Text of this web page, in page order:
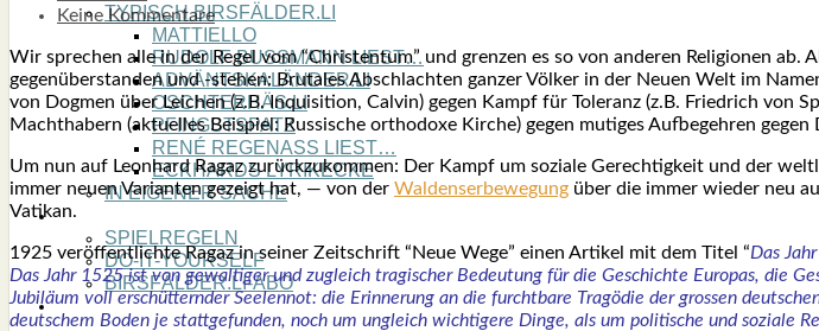
TYPISCH BIRSFÄLDER.LI
MATTIELLO
RUDOLF BUSS­MANN LIEST…
ADVÄNTSKALÄNDER.LI
OSCHTERHÄS.LI
PFINGST­SPATZ
RENÉ REGEN­ASS LIEST…
ECK­HARDS LYRIK­ECKE
IN EIGE­NER SACHE
SO GOOT’S
SPIEL­RE­GELN
DO-IT-YOUR­S­ELF
BIRSFÄLDER.LI-ABO
SHOUT­BOX
Keine Kommentare
Wir spre­chen alle in der Regel vom “Chris­ten­tum” und gren­zen es so von ande­ren Reli­gio­nen
gegen­über­stan­den und ‑ste­hen: Bru­ta­les Abschlach­ten gan­zer Völ­ker in der Neu­en Welt im
von Dog­men über Lei­chen (z.B. Inqui­si­ti­on, Cal­vin) gegen Kampf für Tole­ranz (z.B. Fried­rich
Macht­ha­bern (aktu­el­les Bei­spiel: Rus­si­sche ortho­do­xe Kir­che) gegen muti­ges Auf­be­geh­ren
Um nun auf Leon­hard Ragaz zurück­zu­kom­men: Der Kampf um sozia­le Gerech­tig­keit und der
immer neu­en Vari­an­ten gezeigt hat, — von der Wal­den­ser­be­we­gung über die immer wie­der neu
Vati­kan.
1925 ver­öf­fent­lich­te Ragaz in sei­ner Zeit­schrift “Neue Wege” einen Arti­kel mit dem Titel “Das
Das Jahr 1525 ist von gewal­ti­ger und zugleich tra­gi­scher Bedeu­tung für die Geschich­te Euro­pas, die
Jubi­lä­um voll erschüt­tern­der See­len­not: die Erin­ne­rung an die furcht­ba­re Tra­gö­die der gros­sen
deut­schem Boden je statt­ge­fun­den, noch um ungleich wich­ti­ge­re Din­ge, als um poli­ti­sche und sozia­le